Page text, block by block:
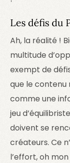
Les défis du
Ah, la réalité !
multitude
exempt de
que le contenu
comme une
jeu
doivent se
créateurs. Ce
l’effort, oh